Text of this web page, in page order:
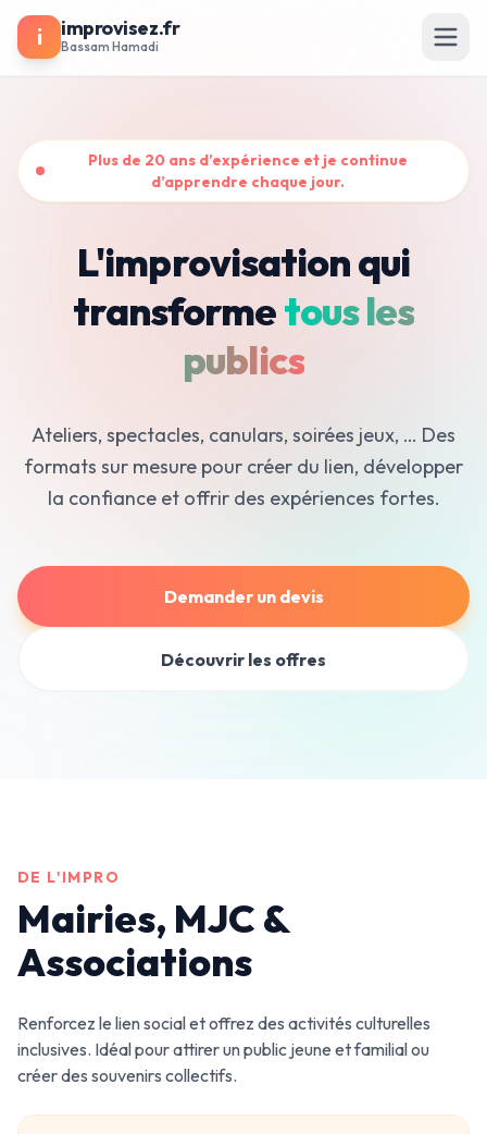
i improvisez.fr
Bassam Hamadi
Plus de 20 ans d’expérience et je continue
d’apprendre chaque jour.
L'improvisation qui
transformetous les
publics
Ateliers, spectacles, canulars, soirées jeux, … Des
formats sur mesure pour créer du lien, développer
la confiance et offrir des expériences fortes.
Demander un devis
Découvrir les offres
DE L'IMPRO
Mairies, MJC &
Associations
Renforcez le lien social et offrez des activités culturelles
inclusives. Idéal pour attirer un public jeune et familial ou
créer des souvenirs collectifs.